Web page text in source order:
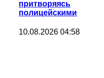
притворяясь
полицейскими
10.08.2026 04:58